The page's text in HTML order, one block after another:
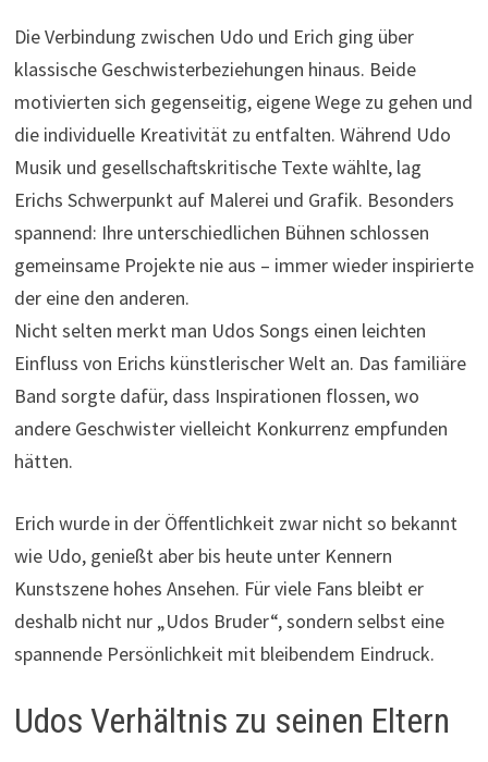
Die Verbindung zwischen Udo und Erich ging über
klassische Geschwisterbeziehungen hinaus. Beide
motivierten sich gegenseitig, eigene Wege zu gehen und
die individuelle Kreativität zu entfalten. Während Udo
Musik und gesellschaftskritische Texte wählte, lag
Erichs Schwerpunkt auf Malerei und Grafik. Besonders
spannend: Ihre unterschiedlichen Bühnen schlossen
gemeinsame Projekte nie aus – immer wieder inspirierte
der eine den anderen.
Nicht selten merkt man Udos Songs einen leichten
Einfluss von Erichs künstlerischer Welt an. Das familiäre
Band sorgte dafür, dass Inspirationen flossen, wo
andere Geschwister vielleicht Konkurrenz empfunden
hätten.
Erich wurde in der Öffentlichkeit zwar nicht so bekannt
wie Udo, genießt aber bis heute unter Kennern
Kunstszene hohes Ansehen. Für viele Fans bleibt er
deshalb nicht nur „Udos Bruder“, sondern selbst eine
spannende Persönlichkeit mit bleibendem Eindruck.
Udos Verhältnis zu seinen Eltern